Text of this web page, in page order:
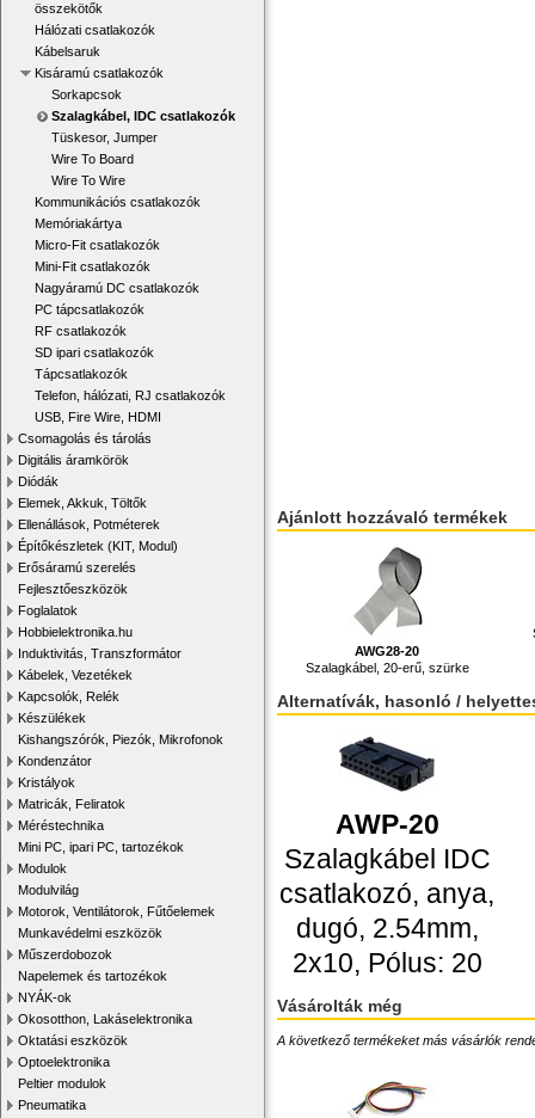
összekötők
Hálózati csatlakozók
Kábelsaruk
Kisáramú csatlakozók
Sorkapcsok
Szalagkábel, IDC csatlakozók
Tüskesor, Jumper
Wire To Board
Wire To Wire
Kommunikációs csatlakozók
Memóriakártya
Micro-Fit csatlakozók
Mini-Fit csatlakozók
Nagyáramú DC csatlakozók
PC tápcsatlakozók
RF csatlakozók
SD ipari csatlakozók
Tápcsatlakozók
Telefon, hálózati, RJ csatlakozók
USB, Fire Wire, HDMI
Csomagolás és tárolás
Digitális áramkörök
Diódák
Elemek, Akkuk, Töltők
Ellenállások, Potméterek
Építőkészletek (KIT, Modul)
Erősáramú szerelés
Fejlesztőeszközök
Foglalatok
Hobbielektronika.hu
Induktivitás, Transzformátor
Kábelek, Vezetékek
Kapcsolók, Relék
Készülékek
Kishangszórók, Piezók, Mikrofonok
Kondenzátor
Kristályok
Matricák, Feliratok
Méréstechnika
Mini PC, ipari PC, tartozékok
Modulok
Modulvilág
Motorok, Ventilátorok, Fűtőelemek
Munkavédelmi eszközök
Műszerdobozok
Napelemek és tartozékok
NYÁK-ok
Okosotthon, Lakáselektronika
Oktatási eszközök
Optoelektronika
Peltier modulok
Pneumatika
Ajánlott hozzávaló termékek
AWG28-20
Szalagkábel, 20-erű, szürke
Alternatívák, hasonló /
AWP-20
Szalagkábel IDC
csatlakozó, anya,
dugó, 2.54mm,
2x10, Pólus: 20
Vásárolták még
A következő termékeket más vásárlók